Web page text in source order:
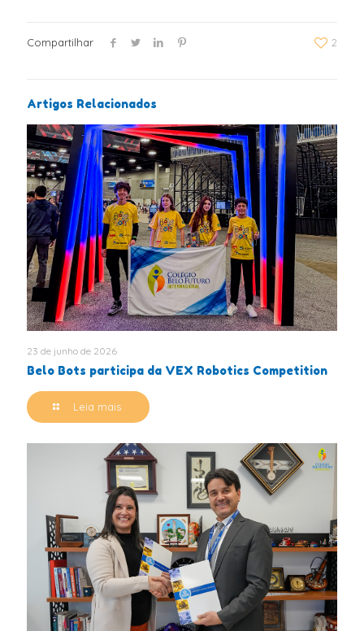
Compartilhar 2
Artigos Relacionados
23 de junho de 2026
Belo Bots participa da VEX Robotics Competition
Leia mais